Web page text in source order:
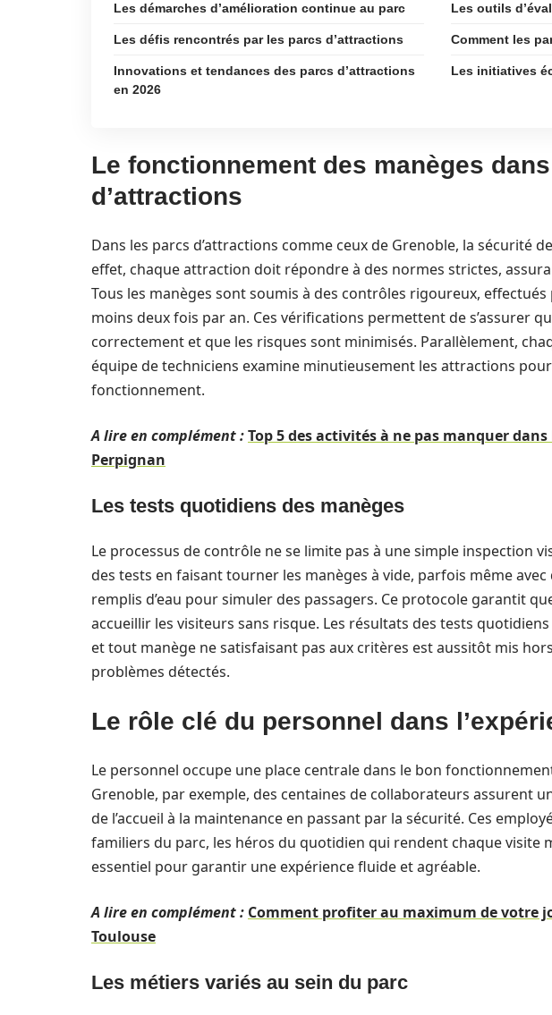
Les démarches d’amélioration continue au parc Les outils
Les défis rencontrés par les parcs d’attractions Comment les
Innovations et tendances des parcs d’attractions
en 2026
Les initiatives
Le fonctionnement des manèges
d’attractions
Dans les parcs d’attractions comme ceux de Grenoble, la sécurité
effet, chaque attraction doit répondre à des normes strictes,
Tous les manèges sont soumis à des contrôles rigoureux,
moins deux fois par an. Ces vérifications permettent de s’assurer
correctement et que les risques sont minimisés. Parallèlement,
équipe de techniciens examine minutieusement les attractions
fonctionnement.
A lire en complément :Top 5 des activités à ne pas manquer
Perpignan
Les tests quotidiens des manèges
Le processus de contrôle ne se limite pas à une simple inspection
des tests en faisant tourner les manèges à vide, parfois même
remplis d’eau pour simuler des passagers. Ce protocole garantit
accueillir les visiteurs sans risque. Les résultats des tests
et tout manège ne satisfaisant pas aux critères est aussitôt mis
problèmes détectés.
Le rôle clé du personnel dans
Le personnel occupe une place centrale dans le bon
Grenoble, par exemple, des centaines de collaborateurs assurent
de l’accueil à la maintenance en passant par la sécurité. Ces
familiers du parc, les héros du quotidien qui rendent chaque visite
essentiel pour garantir une expérience fluide et agréable.
A lire en complément : Comment profiter au maximum de votre
Toulouse
Les métiers variés au sein du parc